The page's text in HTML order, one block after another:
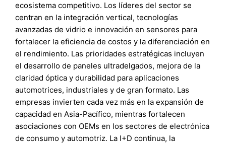
ecosistema competitivo. Los líderes del sector se
centran en la integración vertical, tecnologías
avanzadas de vidrio e innovación en sensores para
fortalecer la eficiencia de costos y la diferenciación en
el rendimiento. Las prioridades estratégicas incluyen
el desarrollo de paneles ultradelgados, mejora de la
claridad óptica y durabilidad para aplicaciones
automotrices, industriales y de gran formato. Las
empresas invierten cada vez más en la expansión de
capacidad en Asia-Pacífico, mientras fortalecen
asociaciones con OEMs en los sectores de electrónica
de consumo y automotriz. La I+D continua, la